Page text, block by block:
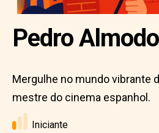
Pedro
Mergulhe no mundo vibrante
mestre do cinema espanhol.
Iniciante